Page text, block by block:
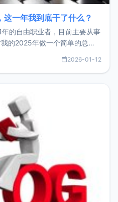
一年我到底干了什么？
的自由职业者，目前主要从事
的2025年做一个简单的总
，2026年不求突破，但求保
2026-01-12